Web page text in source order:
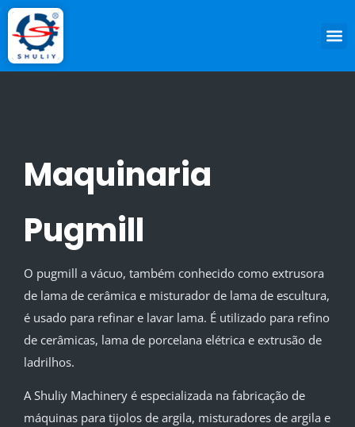
Maquinaria
Pugmill
O pugmill a vácuo, também conhecido como extrusora
de lama de cerâmica e misturador de lama de escultura,
é usado para refinar e lavar lama. É utilizado para refino
de cerâmicas, lama de porcelana elétrica e extrusão de
ladrilhos.
A Shuliy Machinery é especializada na fabricação de
máquinas para tijolos de argila, misturadores de argila e